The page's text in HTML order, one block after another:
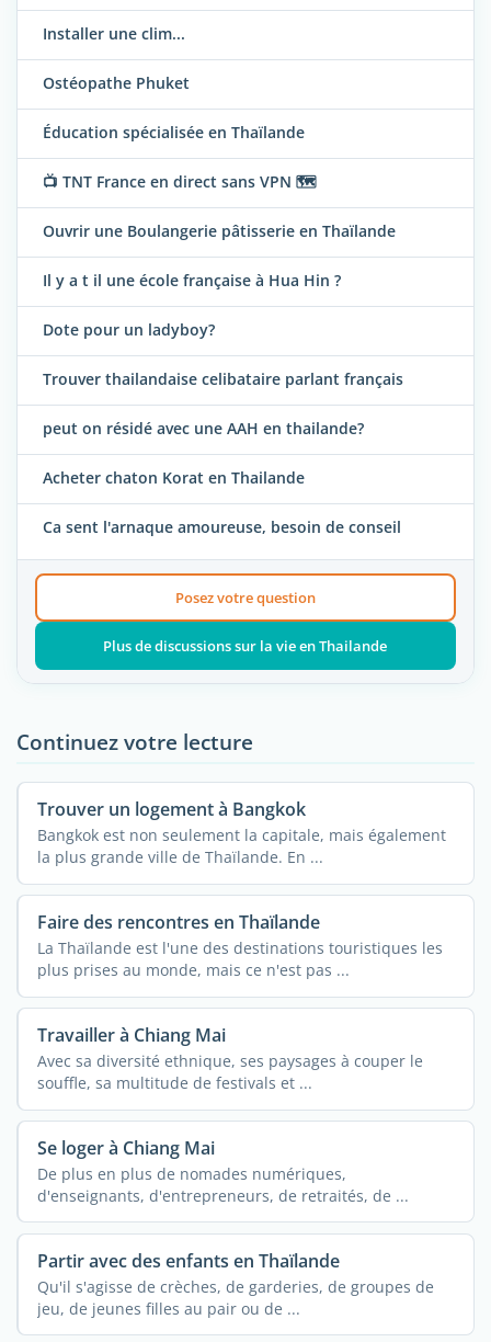
Installer une clim...
Ostéopathe Phuket
Éducation spécialisée en Thaïlande
📺 TNT France en direct sans VPN 🗺️
Ouvrir une Boulangerie pâtisserie en Thaïlande
Il y a t il une école française à Hua Hin ?
Dote pour un ladyboy?
Trouver thailandaise celibataire parlant français
peut on résidé avec une AAH en thailande?
Acheter chaton Korat en Thailande
Ca sent l'arnaque amoureuse, besoin de conseil
Posez votre question
Plus de discussions sur la vie en Thailande
Continuez votre lecture
Trouver un logement à Bangkok
Bangkok est non seulement la capitale, mais également
la plus grande ville de Thaïlande. En ...
Faire des rencontres en Thaïlande
La Thaïlande est l'une des destinations touristiques les
plus prises au monde, mais ce n'est pas ...
Travailler à Chiang Mai
Avec sa diversité ethnique, ses paysages à couper le
souffle, sa multitude de festivals et ...
Se loger à Chiang Mai
De plus en plus de nomades numériques,
d'enseignants, d'entrepreneurs, de retraités, de ...
Partir avec des enfants en Thaïlande
Qu'il s'agisse de crèches, de garderies, de groupes de
jeu, de jeunes filles au pair ou de ...